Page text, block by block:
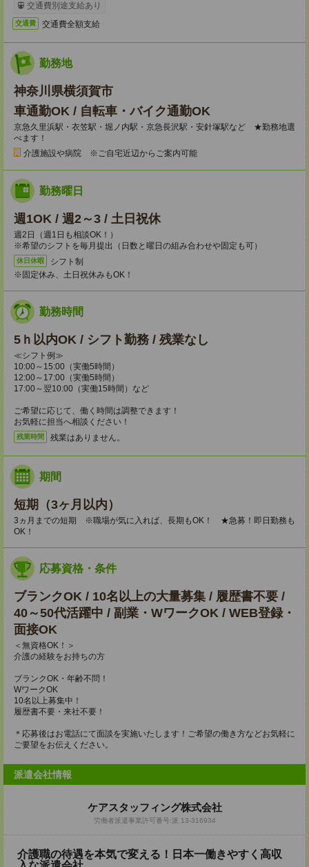
交通費別途支給あり
交通費 交通費全額支給
勤務地
神奈川県横須賀市
車通勤OK / 自転車・バイク通勤OK
京急久里浜駅・衣笠駅・堀ノ内駅・京急長沢駅・安針塚駅など ★勤務地選
べます！
介護施設や病院 ※ご自宅近辺からご案内可能
勤務曜日
週1OK / 週2～3 / 土日祝休
週2日（週1日も相談OK！）
※希望のシフトを毎月提出（日数と曜日の組み合わせや固定も可）
休日休暇
シフト制
※固定休み、土日祝休みもOK！
勤務時間
5ｈ以内OK / シフト勤務 / 残業なし
≪シフト例≫
10:00～15:00（実働5時間）
12:00～17:00（実働5時間）
17:00～翌10:00（実働15時間）など
ご希望に応じて、働く時間は調整できます！
お気軽に担当へ相談ください！
残業時間 残業はありません。
期間
短期（3ヶ月以内）
3ヵ月までの短期 ※職場が気に入れば、長期もOK！ ★急募！即日勤務も
OK！
応募資格・条件
ブランクOK / 10名以上の大量募集 / 履歴書不要 /
40～50代活躍中 / 副業・WワークOK / WEB登録・
面接OK
＜無資格OK！＞
介護の経験をお持ちの方
ブランクOK・年齢不問！
WワークOK
10名以上募集中！
履歴書不要・来社不要！
＊応募後はお電話にて面談を実施いたします！ご希望の働き方などお気軽に
ご要望をお伝えください。
派遣会社情報
ケアスタッフィング株式会社
労働者派遣事業許可番号:派 13-316934
介護職の待遇を本気で変える！日本一働きやすく高収